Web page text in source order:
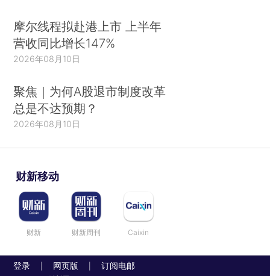
摩尔线程拟赴港上市 上半年
营收同比增长147%
2026年08月10日
聚焦｜为何A股退市制度改革
总是不达预期？
2026年08月10日
财新移动
财新 财新周刊 Caixin
登录 网页版 订阅电邮